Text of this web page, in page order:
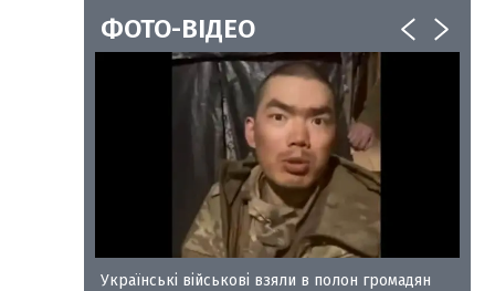
ФОТО-ВІДЕО
Українські військові взяли в полон громадян